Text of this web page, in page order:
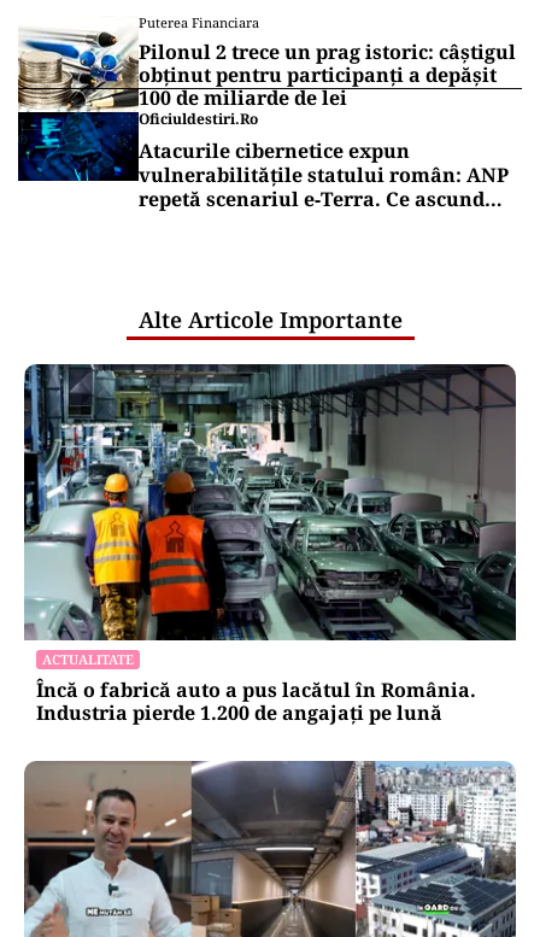
Puterea Financiara
Pilonul 2 trece un prag istoric: câștigul
obținut pentru participanți a depășit
100 de miliarde de lei
Oficiuldestiri.ro
Atacurile cibernetice expun
vulnerabilitățile statului român: ANP
repetă scenariul e‑Terra. Ce ascund
Alte Articole Importante
ACTUALITATE
Încă o fabrică auto a pus lacătul în România.
Industria pierde 1.200 de angajați pe lună